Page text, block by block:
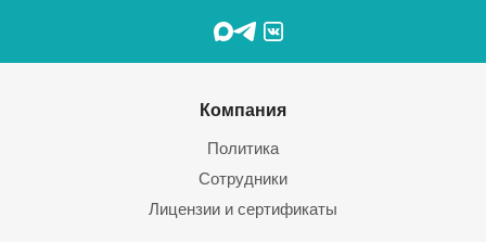
Компания
Политика
Сотрудники
Лицензии и сертификаты